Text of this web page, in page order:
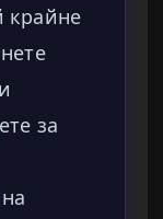
крайне
за